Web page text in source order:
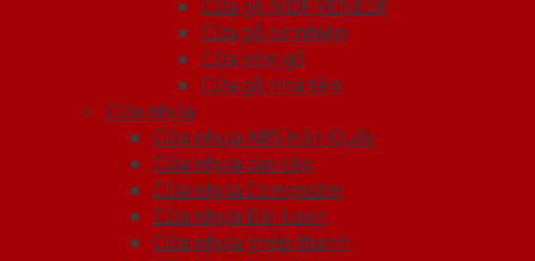
Cửa gỗ MDF VENEER
Cửa gỗ tự nhiên
Cửa vòm gỗ
Cửa gỗ nhà tắm
Cửa nhựa
Cửa nhựa ABS Hàn Quốc
Cửa nhựa cao cấp
Cửa nhựa Composite
Cửa nhựa Đài Loan
Cửa nhựa ghép thanh